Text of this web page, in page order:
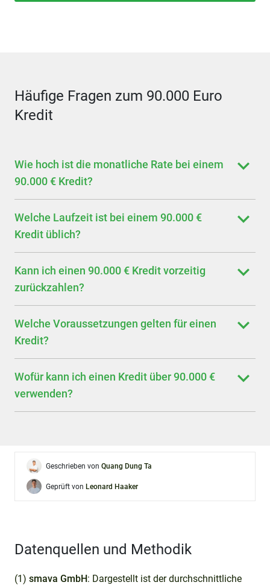
Häufige Fragen zum 90.000 Euro
Kredit
Wie hoch ist die monatliche Rate bei einem
90.000 € Kredit?
Welche Laufzeit ist bei einem 90.000 €
Kredit üblich?
Kann ich einen 90.000 € Kredit vorzeitig
zurückzahlen?
Welche Voraussetzungen gelten für einen
Kredit?
Wofür kann ich einen Kredit über 90.000 €
verwenden?
Geschrieben von Quang Dung Ta
Geprüft von Leonard Haaker
Datenquellen und Methodik
(1) smava GmbH: Dargestellt ist der durchschnittliche